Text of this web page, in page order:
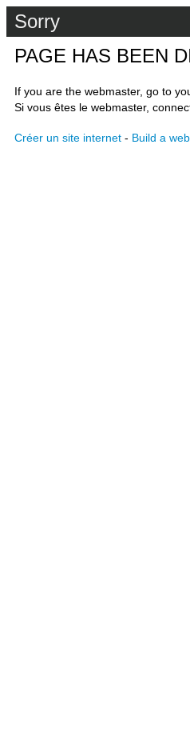
Sorry
PAGE HAS BEEN
If you are the webmaster, go to
Si vous êtes le webmaster,
Créer un site internet - Build a